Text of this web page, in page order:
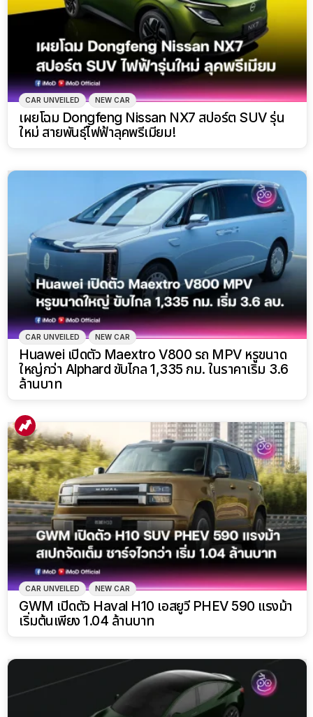
CAR UNVEILED NEW CAR
เผยโฉม Dongfeng Nissan NX7 สปอร์ต SUV รุ่น
ใหม่ สายพันธุ์ไฟฟ้าลุคพรีเมียม!
CAR UNVEILED NEW CAR
Huawei เปิดตัว Maextro V800 รถ MPV หรูขนาด
ใหญ่กว่า Alphard ขับไกล 1,335 กม. ในราคาเริ่ม 3.6
ล้านบาท
CAR UNVEILED NEW CAR
GWM เปิดตัว Haval H10 เอสยูวี PHEV 590 แรงม้า
เริ่มต้นเพียง 1.04 ล้านบาท